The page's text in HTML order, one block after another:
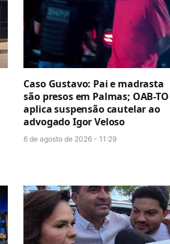
Caso Gustavo: Pai e madrasta
são presos em Palmas; OAB-TO
aplica suspensão cautelar ao
advogado Igor Veloso
6 de agosto de 2026 - 11:29